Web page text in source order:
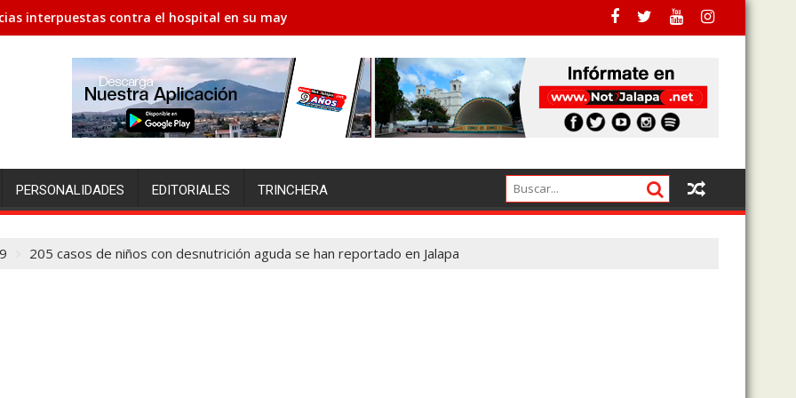
interpuestas contra el hospital en su mayoría son para la directora
PERSONALIDADES EDITORIALES TRINCHERA
205 casos de niños con desnutrición aguda se han reportado en Jalapa